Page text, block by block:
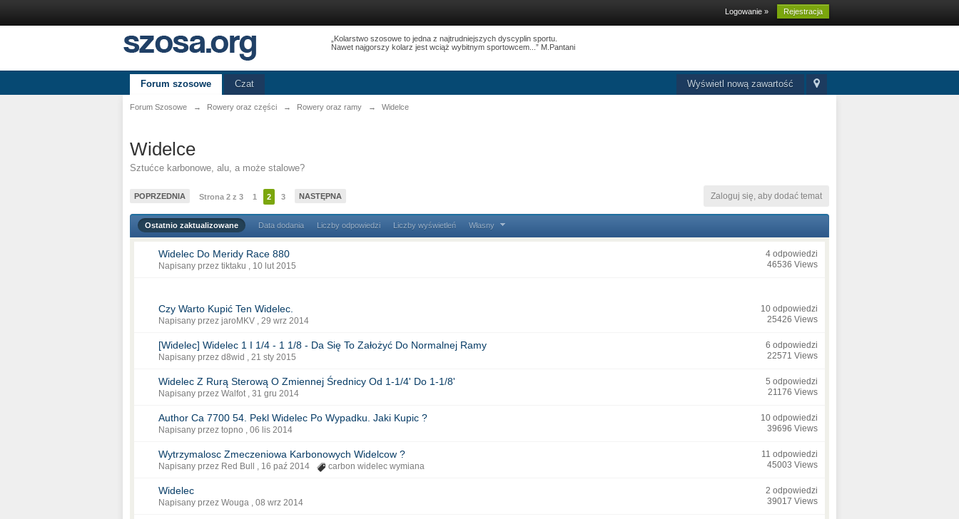
Logowanie » Rejestracja
„Kolarstwo szosowe to jedna z najtrudniejszych dyscyplin sportu.
Nawet najgorszy kolarz jest wciąż wybitnym sportowcem...” M.Pantani
Wyświetl nową zawartość
Forum szosowe Czat
Forum Szosowe → Rowery oraz części → Rowery oraz ramy → Widelce
Widelce
Sztućce karbonowe, alu, a może stalowe?
POPRZEDNIA Strona 2 z 3 1 2 3 NASTĘPNA Zaloguj się, aby dodać temat
Ostatnio zaktualizowane Data dodania Liczby odpowiedzi Liczby wyświetleń Własny
Widelec Do Meridy Race 880
Napisany przez tiktaku , 10 lut 2015
4 odpowiedzi
46536 Views
Czy Warto Kupić Ten Widelec.
Napisany przez jaroMKV , 29 wrz 2014
10 odpowiedzi
25426 Views
[Widelec] Widelec 1 I 1/4 - 1 1/8 - Da Się To Założyć Do Normalnej Ramy
Napisany przez d8wid , 21 sty 2015
6 odpowiedzi
22571 Views
Widelec Z Rurą Sterową O Zmiennej Średnicy Od 1-1/4' Do 1-1/8'
Napisany przez Walfot , 31 gru 2014
5 odpowiedzi
21176 Views
Author Ca 7700 54. Pekl Widelec Po Wypadku. Jaki Kupic ?
Napisany przez topno , 06 lis 2014
10 odpowiedzi
39696 Views
Wytrzymalosc Zmeczeniowa Karbonowych Widelcow ?
Napisany przez Red Bull , 16 paź 2014 carbon widelec wymiana
11 odpowiedzi
45003 Views
Widelec
Napisany przez Wouga , 08 wrz 2014
2 odpowiedzi
39017 Views